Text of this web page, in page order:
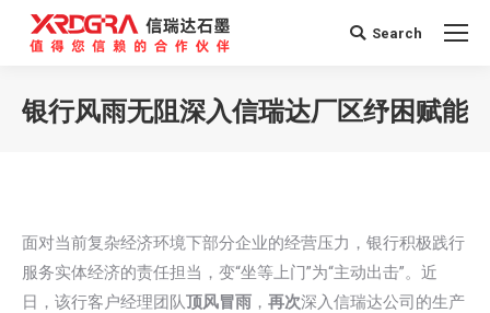
Search:
Search
银行风雨无阻深入信瑞达厂区纾困赋能
面对当前复杂经济环境下部分企业的经营压力，银行积极践行
服务实体经济的责任担当，变“坐等上门”为“主动出击”。近
日，该行客户经理团队顶风冒雨 ， 再次深入信瑞达公司的生产